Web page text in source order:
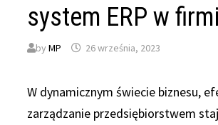
system ERP w
byMP 26 września, 2023
W dynamicznym świecie biznesu,
zarządzanie przedsiębiorstwem